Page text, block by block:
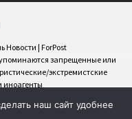
Новости | ForPost
запрещенные или
экстремистские
иноагенты
наш сайт удобнее